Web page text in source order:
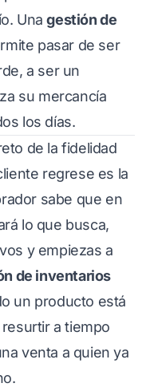
Unagestión de
pasar de ser
a ser un
su mercancía
los días.
de la fidelidad
regrese es la
sabe que en
lo que busca,
y empiezas a
de inventarios
un producto está
a tiempo
venta a quien ya